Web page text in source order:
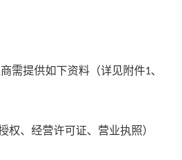
需提供如下资料（详见附件1、
权、经营许可证、营业执照）